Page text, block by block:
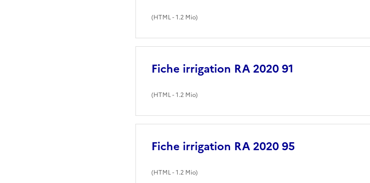
(HTML- 1.2 Mio)
Fiche irrigation RA 2020 91
(HTML- 1.2 Mio)
Fiche irrigation RA 2020 95
(HTML- 1.2 Mio)